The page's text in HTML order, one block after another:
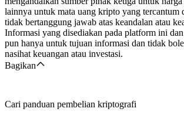
lainnya untuk mata uang kripto yang tercantum
tidak bertanggung jawab atas keandalan atau
Informasi yang disediakan pada platform ini
pun hanya untuk tujuan informasi dan tidak
nasihat keuangan atau investasi.
Bagikan
Cari panduan pembelian kriptografi